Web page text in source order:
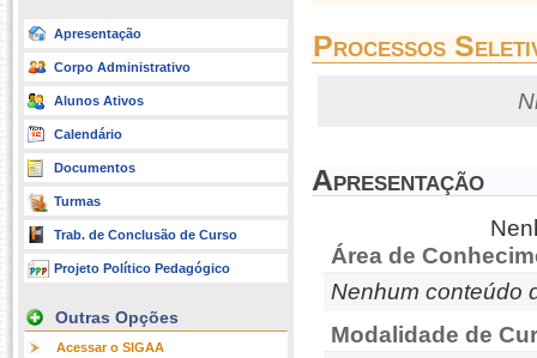
Apresentação
Corpo Administrativo
Alunos Ativos
Calendário
Documentos
Turmas
Trab. de Conclusão de Curso
Projeto Político Pedagógico
Outras Opções
Acessar o SIGAA
Processos
Apresentação
Área de
Nenhum conteúdo
Modalidade de